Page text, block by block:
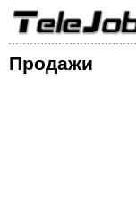
Продажи